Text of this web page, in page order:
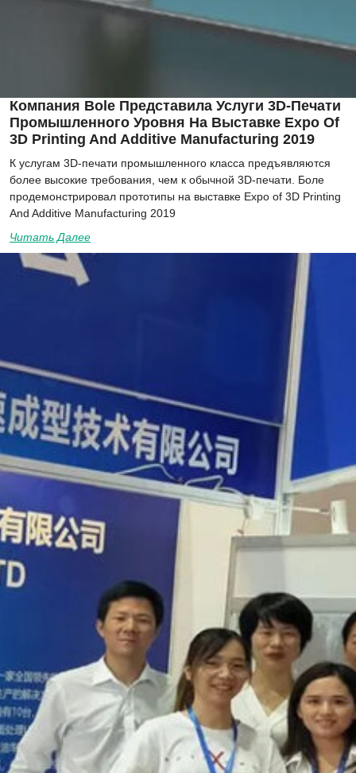
Компания Bole Представила Услуги 3D-Печати
Промышленного Уровня На Выставке Expo Of
3D Printing And Additive Manufacturing 2019
К услугам 3D-печати промышленного класса предъявляются
более высокие требования, чем к обычной 3D-печати. Боле
продемонстрировал прототипы на выставке Expo of 3D Printing
And Additive Manufacturing 2019
Читать Далее